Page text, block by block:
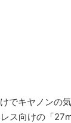
でキヤノンの
ス向けの「